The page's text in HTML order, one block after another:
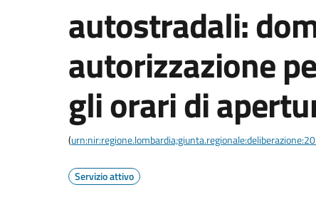
autostradali:
autorizzazione
gli orari di
(
Servizio attivo